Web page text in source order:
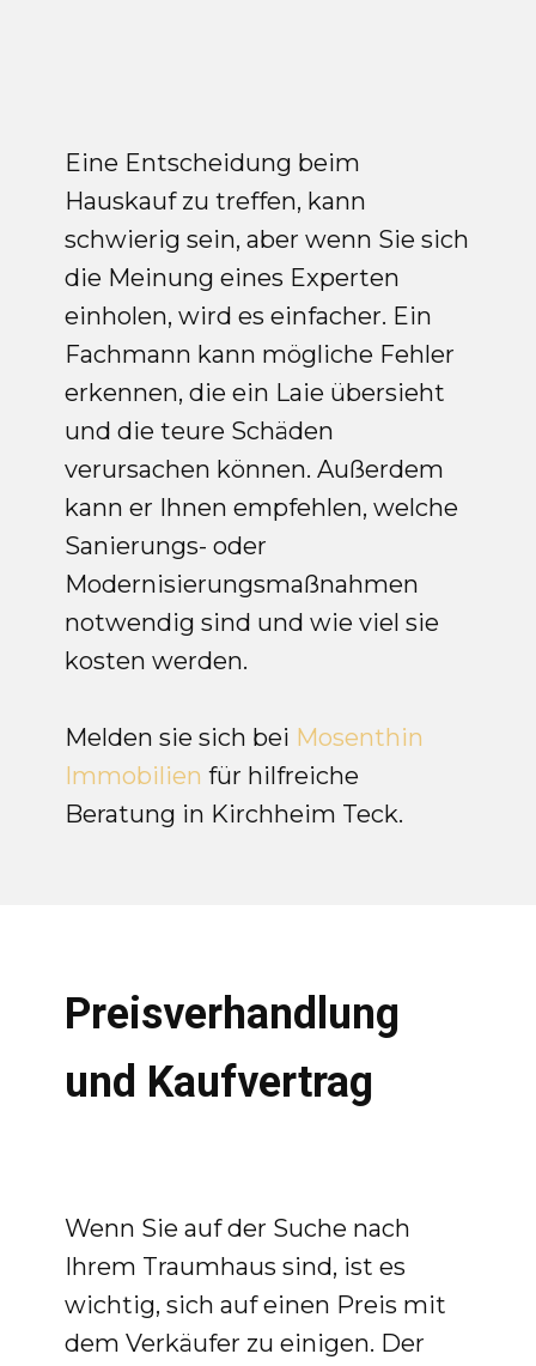
Eine Entscheidung beim
Hauskauf zu treffen, kann
schwierig sein, aber wenn Sie sich
die Meinung eines Experten
einholen, wird es einfacher. Ein
Fachmann kann mögliche Fehler
erkennen, die ein Laie übersieht
und die teure Schäden
verursachen können. Außerdem
kann er Ihnen empfehlen, welche
Sanierungs- oder
Modernisierungsmaßnahmen
notwendig sind und wie viel sie
kosten werden.
Melden sie sich bei Mosenthin
Immobilien für hilfreiche
Beratung in Kirchheim Teck.
Preisverhandlung
und Kaufvertrag
Wenn Sie auf der Suche nach
Ihrem Traumhaus sind, ist es
wichtig, sich auf einen Preis mit
dem Verkäufer zu einigen. Der